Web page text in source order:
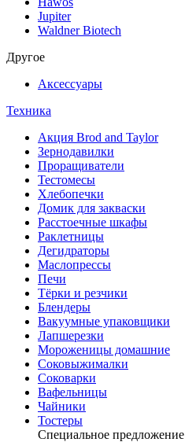
Jupiter
Waldner Biotech
Другое
Аксессуары
Техника
Акция Brod and Taylor
Зернодавилки
Проращиватели
Тестомесы
Хлебопечки
Домик для закваски
Расстоечные шкафы
Раклетницы
Дегидраторы
Маслопрессы
Печи
Тёрки и резчики
Блендеры
Вакуумные упаковщики
Лапшерезки
Мороженицы домашние
Соковыжималки
Соковарки
Вафельницы
Чайники
Тостеры
Специальное предложение